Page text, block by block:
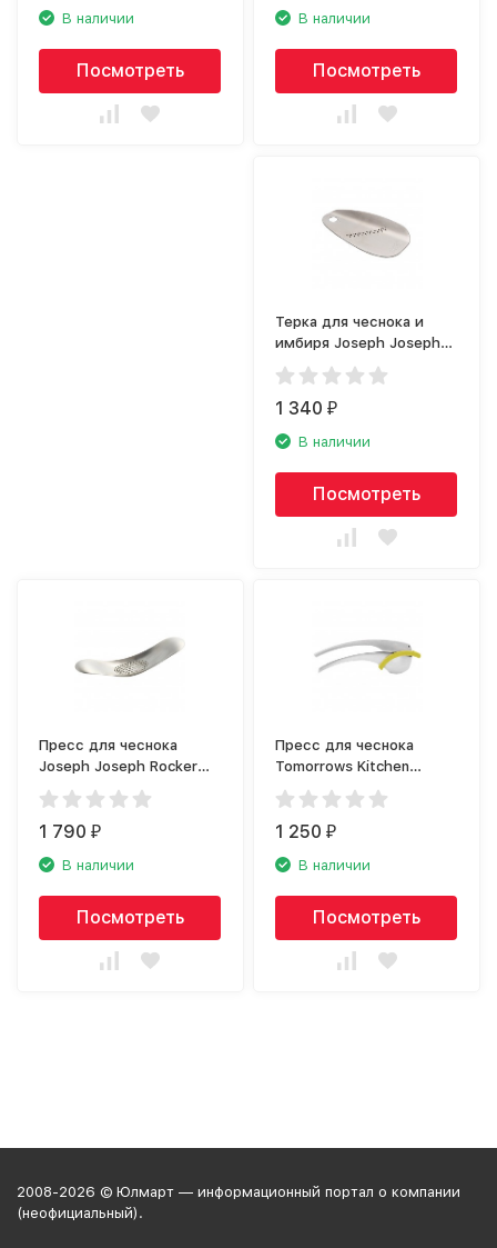
В наличии
Посмотреть
В наличии
Посмотреть
Терка для чеснока и
имбиря Joseph Joseph
Shred-line 20039
1 340₽
В наличии
Посмотреть
Пресс для чеснока
Joseph Joseph Rocker
20065
1 790₽
В наличии
Посмотреть
Пресс для чеснока
Tomorrows Kitchen
6883660
1 250₽
В наличии
Посмотреть
2008-2026 © Юлмарт — информационный портал о компании
(неофициальный).